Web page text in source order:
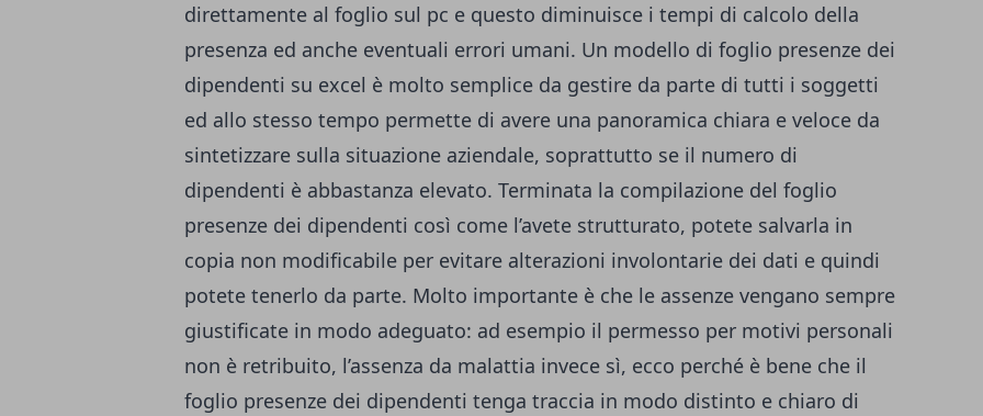
direttamente al foglio sul pc e questo diminuisce i tempi di calcolo della
presenza ed anche eventuali errori umani. Un modello di foglio presenze dei
dipendenti su excel è molto semplice da gestire da parte di tutti i soggetti
ed allo stesso tempo permette di avere una panoramica chiara e veloce da
sintetizzare sulla situazione aziendale, soprattutto se il numero di
dipendenti è abbastanza elevato. Terminata la compilazione del foglio
presenze dei dipendenti così come l’avete strutturato, potete salvarla in
copia non modificabile per evitare alterazioni involontarie dei dati e quindi
potete tenerlo da parte. Molto importante è che le assenze vengano sempre
giustificate in modo adeguato: ad esempio il permesso per motivi personali
non è retribuito, l’assenza da malattia invece sì, ecco perché è bene che il
foglio presenze dei dipendenti tenga traccia in modo distinto e chiaro di